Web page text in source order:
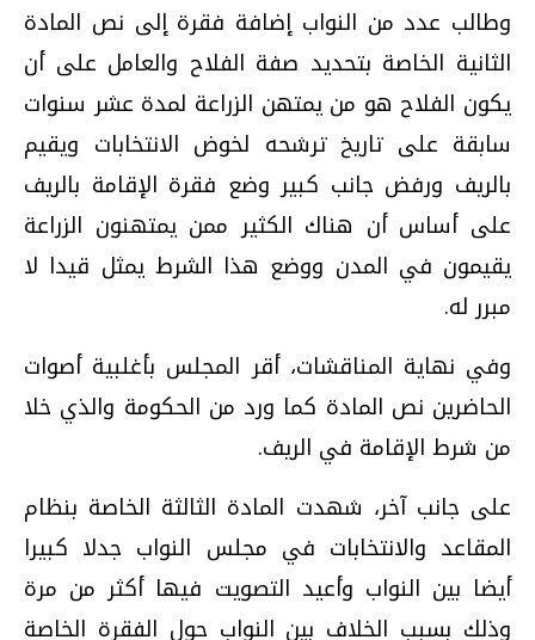
وطالب عدد من النواب إضافة فقرة إلى نص المادة
الثانية الخاصة بتحديد صفة الفلاح والعامل على أن
يكون الفلاح هو من يمتهن الزراعة لمدة عشر سنوات
سابقة على تاريخ ترشحه لخوض الانتخابات ويقيم
بالريف ورفض جانب كبير وضع فقرة الإقامة بالريف
على أساس أن هناك الكثير ممن يمتهنون الزراعة
يقيمون في المدن ووضع هذا الشرط يمثل قيدا لا
مبرر له.
وفي نهاية المناقشات، أقر المجلس بأغلبية أصوات
الحاضرين نص المادة كما ورد من الحكومة والذي خلا
من شرط الإقامة في الريف.
على جانب آخر، شهدت المادة الثالثة الخاصة بنظام
المقاعد والانتخابات في مجلس النواب جدلا كبيرا
أيضا بين النواب وأعيد التصويت فيها أكثر من مرة
وذلك بسبب الخلاف بين النواب حول الفقرة الخاصة